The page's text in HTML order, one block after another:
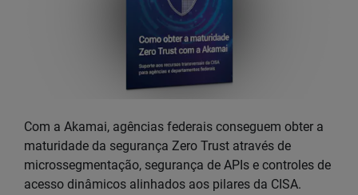
Com a Akamai, agências federais conseguem obter a
maturidade da segurança Zero Trust através de
microssegmentação, segurança de APIs e controles de
acesso dinâmicos alinhados aos pilares da CISA.